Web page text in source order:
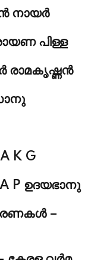
നായര്‍
പിള്ള
രാമകൃഷ്ണന്‍
K G
P ഉദയഭാനു
–